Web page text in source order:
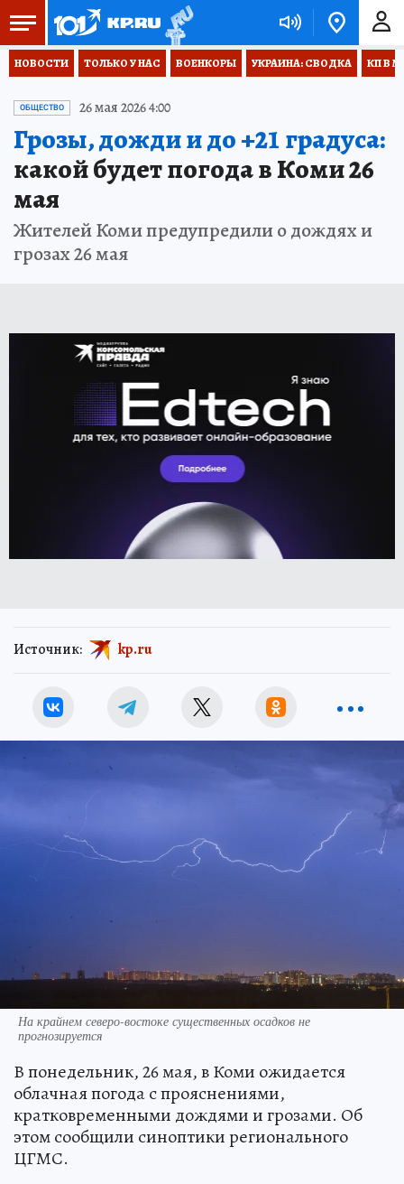
НОВОСТИ ТОЛЬКО У НАС ВОЕНКОРЫ УКРАИНА: СВОДКА КП В
ОБЩЕСТВО 26 мая 2026 4:00
Грозы, дожди и до +21 градуса:
какой будет погода в Коми 26
мая
Жителей Коми предупредили о дождях и
грозах 26 мая
Источник: kp.ru
На крайнем северо-востоке существенных осадков не
прогнозируется
В понедельник, 26 мая, в Коми ожидается
облачная погода с прояснениями,
кратковременными дождями и грозами. Об
этом сообщили синоптики регионального
ЦГМС.